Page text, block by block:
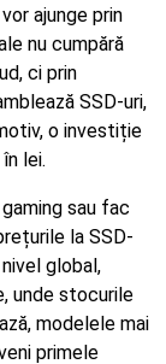
ajunge prin
nu cumpără
ci prin
SSD-uri,
o investiție
lei.
sau fac
la SSD-
global,
unde stocurile
modelele mai
primele